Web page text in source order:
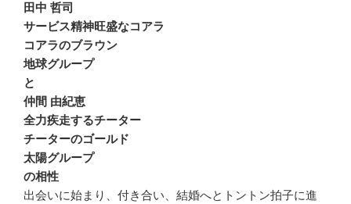
田中 哲司
サービス精神旺盛なコアラ
コアラのブラウン
地球グループ
と
仲間 由紀恵
全力疾走するチーター
チーターのゴールド
太陽グループ
の相性
出会いに始まり、付き合い、結婚へとトントン拍子に進